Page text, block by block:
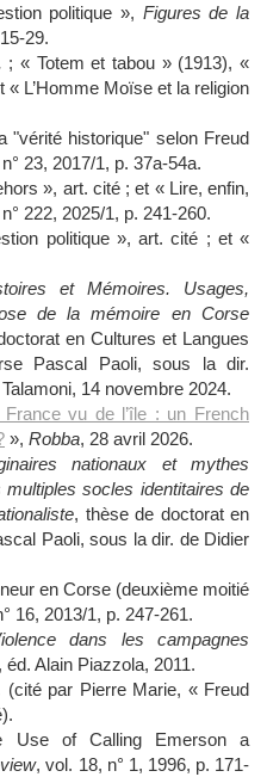
politique », Figures de la
29.
; « Totem et tabou » (1913), «
« L’Homme Moïse et la religion
"vérité historique" selon Freud
n° 23, 2017/1, p. 37a-54a.
», art. cité ; et « Lire, enfin,
n° 222, 2025/1, p. 241-260.
politique », art. cité ; et «
et Mémoires. Usages,
de la mémoire en Corse
en Cultures et Langues
Pascal Paoli, sous la dir.
14 novembre 2024.
vu de l’île : un French
», Robba, 28 avril 2026.
nationaux et mythes
socles identitaires de
, thèse de doctorat en
Paoli, sous la dir. de Didier
en Corse (deuxième moitié
16, 2013/1, p. 247-261.
dans les campagnes
, éd. Alain Piazzola, 2011.
(cité par Pierre Marie, « Freud
Use of Calling Emerson a
, vol. 18, n° 1, 1996, p. 171-